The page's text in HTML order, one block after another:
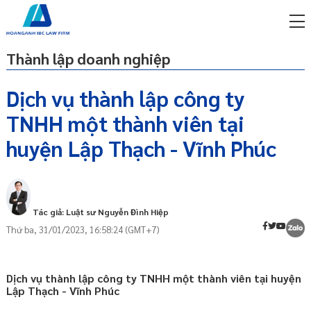
Thành lập doanh nghiệp
Dịch vụ thành lập công ty
TNHH một thành viên tại
huyện Lập Thạch - Vĩnh Phúc
Tác giả: Luật sư Nguyễn Đình Hiệp
Thứ ba, 31/01/2023, 16:58:24 (GMT+7)
Dịch vụ thành lập công ty TNHH một thành viên tại huyện
Lập Thạch - Vĩnh Phúc
một thành viên:
Cần chuẩn bị những gì khi thành lập
Thủ tục thành lập công ty Trách nhiệm
hữu hạn một thành viên tại huyện Lập
phí qua zalo
sư trực tuyến online
ty/doanh nghiệp
gói
phí qua zalo
sư trực tuyến online
ty/doanh nghiệp
gói